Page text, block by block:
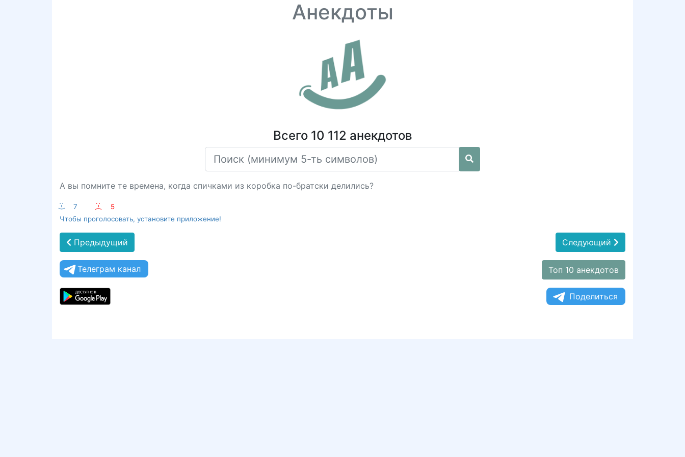
Анекдоты
Всего 10 112 анекдотов
А вы помните те времена, когда спичками из коробка по-братски делились?
:-) 7 :-(
5
Чтобы проголосовать, установите приложение!
Предыдущий Следующий
Телеграм канал Топ 10 анекдотов
Поделиться